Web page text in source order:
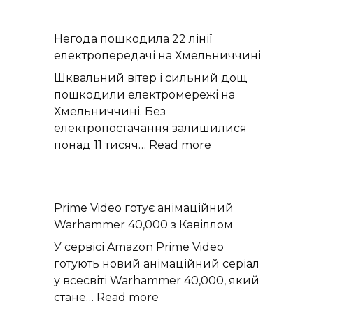
слабкий
спалах
шокового
прориву
наднової
Негода пошкодила 22 лінії
електропередачі на Хмельниччині
Шквальний вітер і сильний дощ
пошкодили електромережі на
Хмельниччині. Без
електропостачання залишилися
понад 11 тисяч… Read more
лінії
електропередачі
на
Хмельниччині
Prime Video готує анімаційний
Warhammer 40,000 з Кавіллом
У сервісі Amazon Prime Video
готують новий анімаційний серіал
у всесвіті Warhammer 40,000, який
стане… Read more